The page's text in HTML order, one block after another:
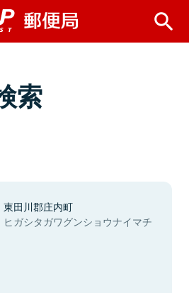
索
東田川郡庄内町
ヒガシタガワグンショウナイマチ